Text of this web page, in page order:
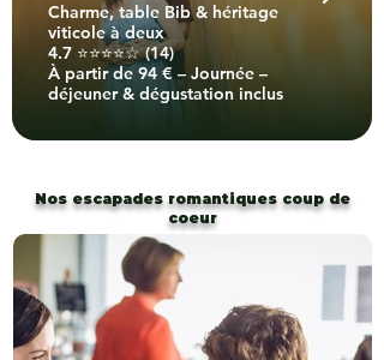
Charme, table Bib & héritage
viticole à deux
4.7 ⭐⭐⭐⭐☆ (14)
À partir de 94 € – Journée –
déjeuner & dégustation inclus
Nos escapades romantiques coup de
coeur